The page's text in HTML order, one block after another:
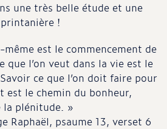
une très belle étude et une
!
est le commencement de
que l’on veut dans la vie est le
ce que l’on doit faire pour
est le chemin du bonheur,
la plénitude. »
Raphaël, psaume 13, verset 6